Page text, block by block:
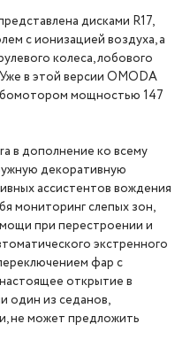
дисками R17,
с ионизацией воздуха, а
колеса, лобового
в этой версии OMODA
мощностью 147
в дополнение ко всему
декоративную
ассистентов вождения
мониторинг слепых зон,
при перестроении и
экстренного
фар с
открытие в
один из седанов,
не может предложить